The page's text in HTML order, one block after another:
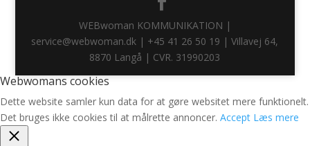
WEBwoman KOMMUNIKATION |
service@webwoman.dk | +45 41 26 50 19 | Villavej 64,
8870 Langå | CVR. 31990203
Webwomans cookies
Dette website samler kun data for at gøre websitet mere funktionelt.
Det bruges ikke cookies til at målrette annoncer. Accept Læs mere